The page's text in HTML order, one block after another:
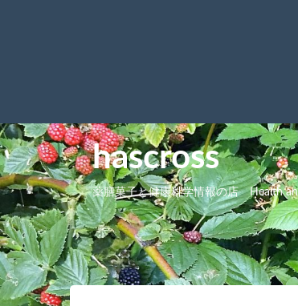
hascross
薬膳菓子と健康科学情報の店 Health